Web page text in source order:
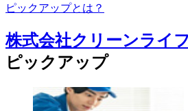
ピックアップとは？
株式会社クリーンライフ
ピックアップ